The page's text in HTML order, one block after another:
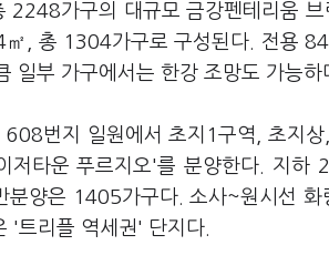
가구의 대규모 금강펜테리움 브
, 총 1304가구로 구성된다. 전용 84
일부 가구에서는 한강 조망도 가능하
번지 일원에서 초지1구역, 초지
저타운 푸르지오'를 분양한다. 지하
양은 1405가구다. 소사~원시선 화
'트리플 역세권' 단지다.